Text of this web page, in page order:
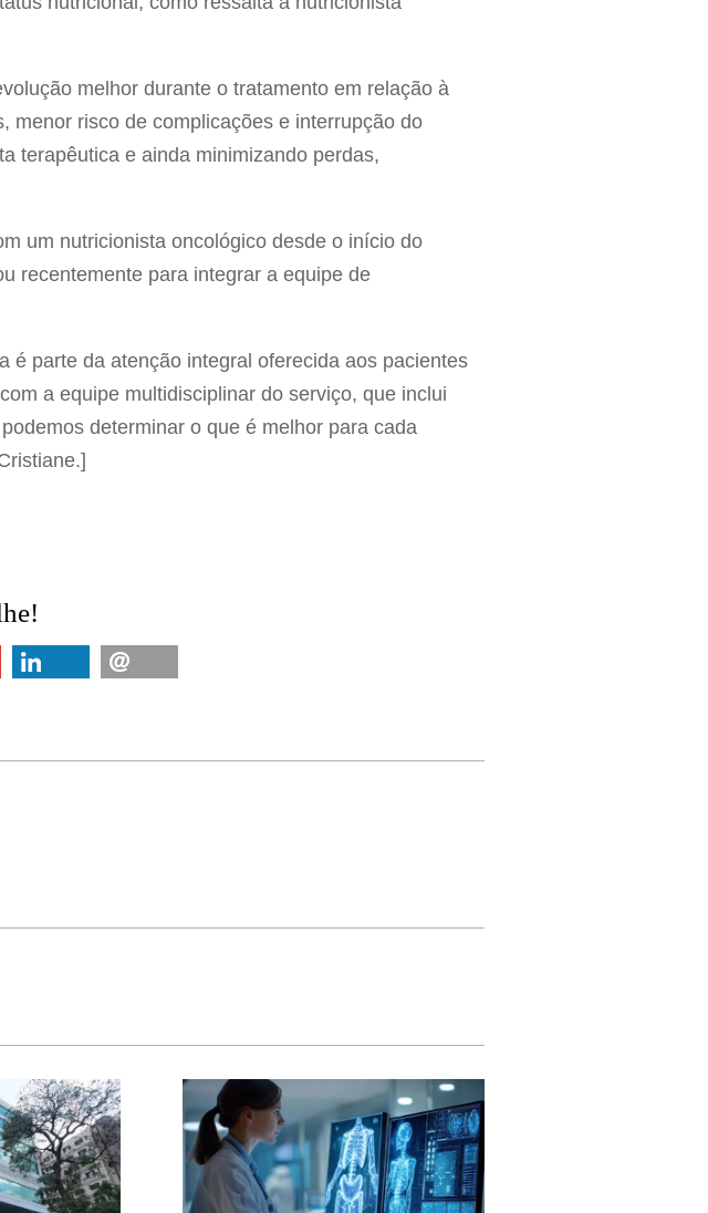
melhor durante o tratamento em relação à
menor risco de complicações e interrupção do
terapêutica e ainda minimizando perdas,
um nutricionista oncológico desde o início do
recentemente para integrar a equipe de
é parte da atenção integral oferecida aos pacientes
a equipe multidisciplinar do serviço, que inclui
determinar o que é melhor para cada